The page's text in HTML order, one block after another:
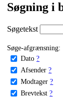
Søgning i
Søgetekst
Søge-afgrænsning:
Dato ?
Afsender ?
Modtager ?
Brevtekst ?